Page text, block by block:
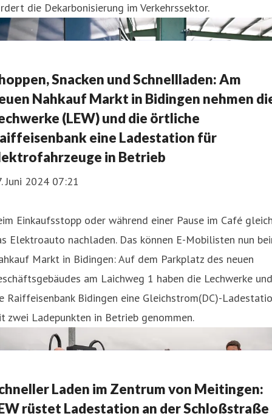
die Dekarbonisierung im Verkehrssektor.
Snacken und Schnellladen: Am
Nahkauf Markt in Bidingen nehmen
(LEW) und die örtliche
eine Ladestation für
in Betrieb
Juni 2024 07:21
Einkaufsstopp oder während einer Pause im Café
Elektroauto nachladen. Das können E-Mobilisten nun
Markt in Bidingen: Auf dem Parkplatz des neuen
am Laichweg 1 haben die Lechwerke und
Raiffeisenbank Bidingen eine Gleichstrom(DC)-
zwei Ladepunkten in Betrieb genommen.
Laden im Zentrum von Meitingen:
rüstet Ladestation an der Schloßstraße